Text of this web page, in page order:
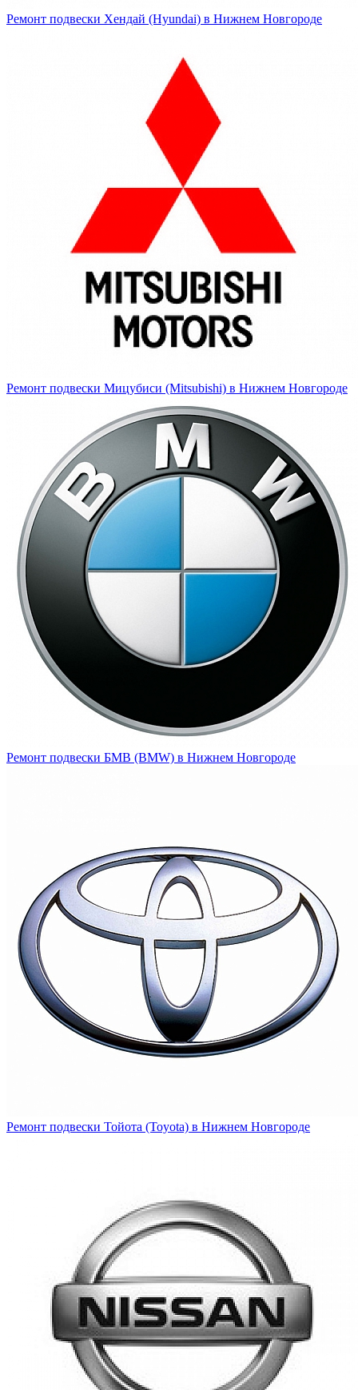
Ремонт подвески Хендай (Hyundai) в Нижнем Новгороде
Ремонт подвески Мицубиси (Mitsubishi) в Нижнем Новгороде
Ремонт подвески БМВ (BMW) в Нижнем Новгороде
Ремонт подвески Тойота (Toyota) в Нижнем Новгороде